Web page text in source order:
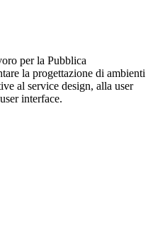
per la Pubblica
la progettazione di ambienti
al service design, alla user
interface.